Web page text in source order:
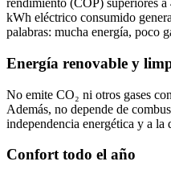
rendimiento (COP) superiores
kWh eléctrico consumido
palabras: mucha energía, poco
Energía renovable y
No emite CO₂ ni otros gases
Además, no depende de
independencia energética y a la
Confort todo el año